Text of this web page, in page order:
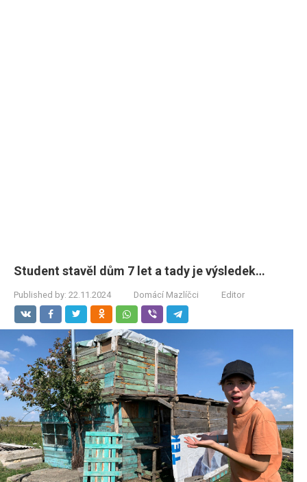
Student stavěl dům 7 let a tady je výsledek…
Published by: 22.11.2024 Domácí Mazlíčci Editor